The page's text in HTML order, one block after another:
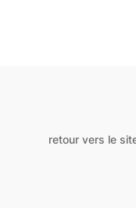
retour vers le